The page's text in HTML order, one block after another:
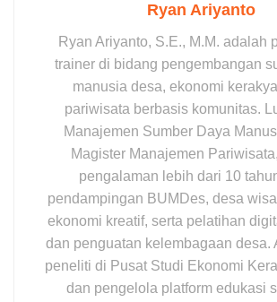
Ryan Ariyanto
Ryan Ariyanto, S.E., M.M. adalah
trainer di bidang pengembangan
manusia desa, ekonomi
pariwisata berbasis komunitas.
Manajemen Sumber Daya
Magister Manajemen
pengalaman lebih dari 10
pendampingan BUMDes, desa
ekonomi kreatif, serta pelatihan
dan penguatan kelembagaan desa.
peneliti di Pusat Studi Ekonomi
dan pengelola platform edukasi